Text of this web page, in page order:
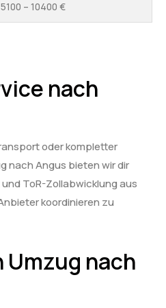
– 10400 €
nach
oder kompletter
nach Angus bieten wir dir
ToR-Zollabwicklung aus
koordinieren zu
nach